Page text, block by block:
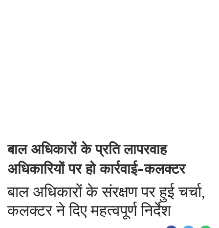
बाल अधिकारों के प्रति लापरवाह
अधिकारियों पर हो कार्रवाई-कलक्टर
बाल अधिकारों के संरक्षण पर हुई चर्चा,
कलक्टर ने दिए महत्वपूर्ण निर्देश